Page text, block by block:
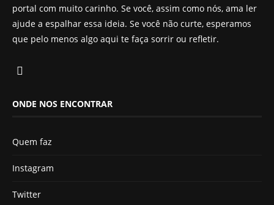
portal com muito carinho. Se você, assim como nós, ama ler
ajude a espalhar essa ideia. Se você não curte, esperamos
que pelo menos algo aqui te faça sorrir ou refletir.
ONDE NOS ENCONTRAR
Quem faz
Instagram
Twitter